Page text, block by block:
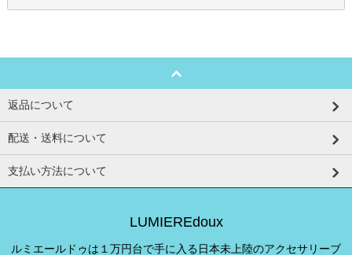
返品について
配送・送料について
支払い方法について
LUMIEREdoux
ルミエールドゥは１万円台で手に入る日本未上陸のアクセサリーブ